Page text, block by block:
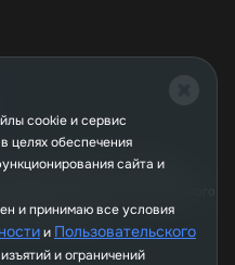
couponmagic.ru, не является
Статьи 437 Гражданского
характер.
сookie и сервис
целях обеспечения
сайта и
и принимаю все условия
и Пользовательского
и ограничений